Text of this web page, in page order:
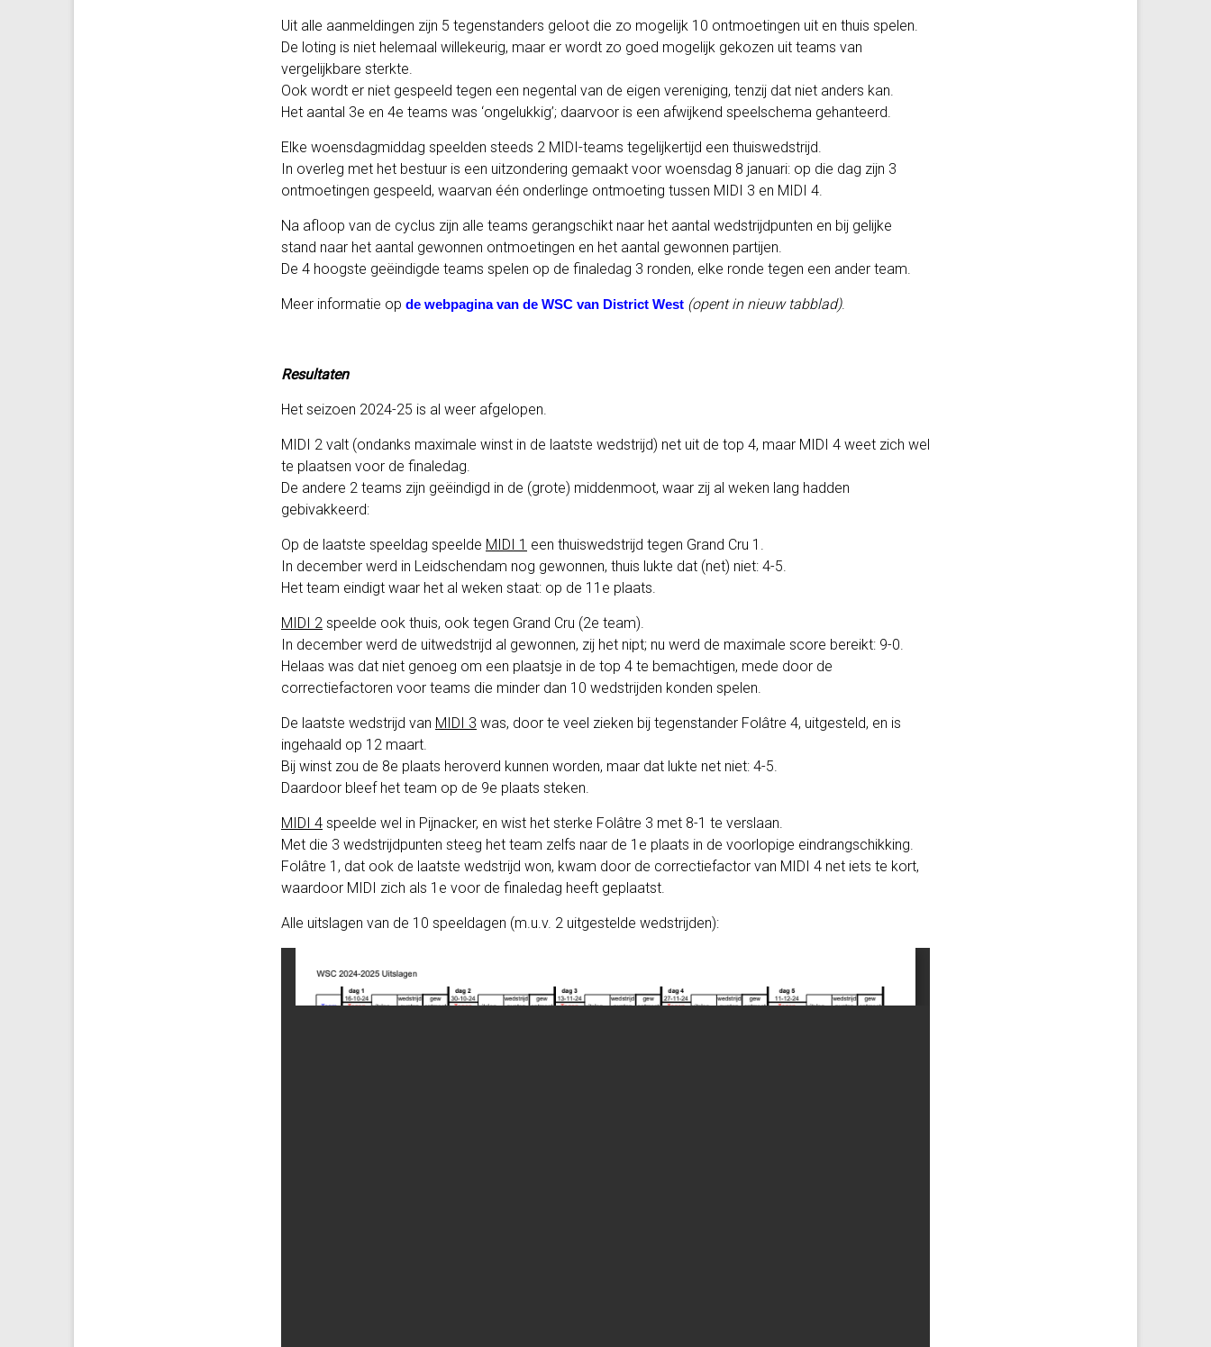
Uit alle aanmeldingen zijn 5 tegenstanders geloot die zo mogelijk 10 ontmoetingen uit en thuis spelen.
De loting is niet helemaal willekeurig, maar er wordt zo goed mogelijk gekozen uit teams van
vergelijkbare sterkte.
Ook wordt er niet gespeeld tegen een negental van de eigen vereniging, tenzij dat niet anders kan.
Het aantal 3e en 4e teams was ‘ongelukkig’; daarvoor is een afwijkend speelschema gehanteerd.
Elke woensdagmiddag speelden steeds 2 MIDI-teams tegelijkertijd een thuiswedstrijd.
In overleg met het bestuur is een uitzondering gemaakt voor woensdag 8 januari: op die dag zijn 3
ontmoetingen gespeeld, waarvan één onderlinge ontmoeting tussen MIDI 3 en MIDI 4.
Na afloop van de cyclus zijn alle teams gerangschikt naar het aantal wedstrijdpunten en bij gelijke
stand naar het aantal gewonnen ontmoetingen en het aantal gewonnen partijen.
De 4 hoogste geëindigde teams spelen op de finaledag 3 ronden, elke ronde tegen een ander team.
Meer informatie op de webpagina van de WSC van District West (opent in nieuw tabblad).
Resultaten
Het seizoen 2024-25 is al weer afgelopen.
MIDI 2 valt (ondanks maximale winst in de laatste wedstrijd) net uit de top 4, maar MIDI 4 weet zich wel
te plaatsen voor de finaledag.
De andere 2 teams zijn geëindigd in de (grote) middenmoot, waar zij al weken lang hadden
gebivakkeerd:
Op de laatste speeldag speelde MIDI 1 een thuiswedstrijd tegen Grand Cru 1.
In december werd in Leidschendam nog gewonnen, thuis lukte dat (net) niet: 4-5.
Het team eindigt waar het al weken staat: op de 11e plaats.
MIDI 2 speelde ook thuis, ook tegen Grand Cru (2e team).
In december werd de uitwedstrijd al gewonnen, zij het nipt; nu werd de maximale score bereikt: 9-0.
Helaas was dat niet genoeg om een plaatsje in de top 4 te bemachtigen, mede door de
correctiefactoren voor teams die minder dan 10 wedstrijden konden spelen.
De laatste wedstrijd van MIDI 3 was, door te veel zieken bij tegenstander Folâtre 4, uitgesteld, en is
ingehaald op 12 maart.
Bij winst zou de 8e plaats heroverd kunnen worden, maar dat lukte net niet: 4-5.
Daardoor bleef het team op de 9e plaats steken.
MIDI 4 speelde wel in Pijnacker, en wist het sterke Folâtre 3 met 8-1 te verslaan.
Met die 3 wedstrijdpunten steeg het team zelfs naar de 1e plaats in de voorlopige eindrangschikking.
Folâtre 1, dat ook de laatste wedstrijd won, kwam door de correctiefactor van MIDI 4 net iets te kort,
waardoor MIDI zich als 1e voor de finaledag heeft geplaatst.
Alle uitslagen van de 10 speeldagen (m.u.v. 2 uitgestelde wedstrijden):